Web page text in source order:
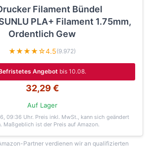
Filament Bündel
PLA+ Filament 1.75mm,
Ordentlich Gew
★★★★☆4.5(9.972)
Angebot bis 10.08.
32,29 €
Auf Lager
09:36 Uhr. Preis inkl. MwSt., kann sich geändert
Maßgeblich ist der Preis auf Amazon.
Partner verdienen wir an qualifizierten